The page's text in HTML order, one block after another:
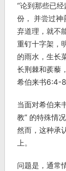
“论到那些已
份， 并尝过神
弃道理，就不
重钉十字架，
的雨水，生长
长荆棘和蒺藜
希伯来书6:4-8
当面对希伯来
教” 的特殊情
然而，这种承
上。
问题是，通常